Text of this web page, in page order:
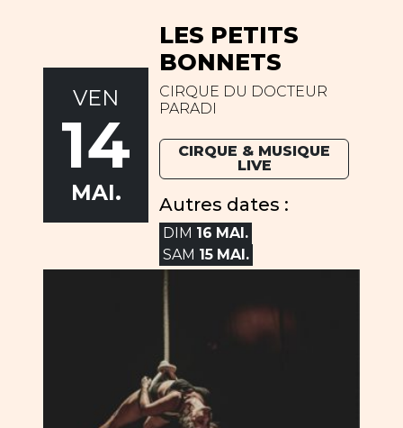
LES PETITS
BONNETS
CIRQUE DU DOCTEUR
PARADI
CIRQUE & MUSIQUE
LIVE
Autres dates :
SAM 15 MAI.
DIM 16 MAI.
VEN
14
MAI.